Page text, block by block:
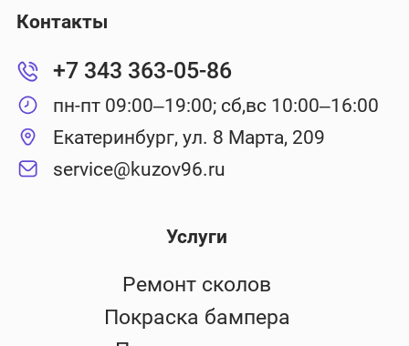
Услуги
Ремонт сколов
Покраска бампера
Контакты
+7 343 363-05-86
пн-пт 09:00–19:00; сб,вс 10:00–16:00
Екатеринбург, ул. 8 Марта, 209
service@kuzov96.ru